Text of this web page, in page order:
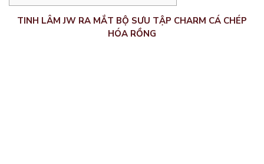
TINH LÂM JW RA MẮT BỘ SƯU TẬP CHARM CÁ CHÉP
HÓA RỒNG